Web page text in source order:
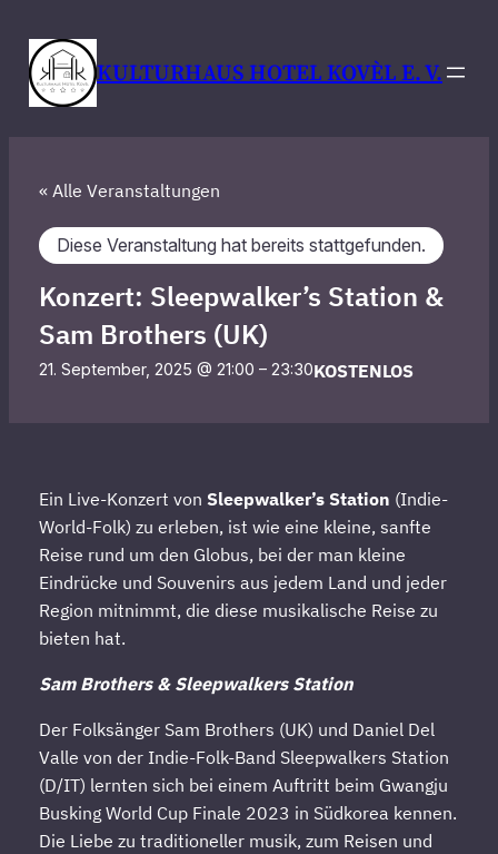
KULTURHAUS HOTEL KOVÈL E. V.
« Alle Veranstaltungen
Diese Veranstaltung hat bereits stattgefunden.
Konzert: Sleepwalker’s Station &
Sam Brothers (UK)
21. September, 2025 @ 21:00 – 23:30KOSTENLOS
Ein Live-Konzert von Sleepwalker’s Station (Indie-
World-Folk) zu erleben, ist wie eine kleine, sanfte
Reise rund um den Globus, bei der man kleine
Eindrücke und Souvenirs aus jedem Land und jeder
Region mitnimmt, die diese musikalische Reise zu
bieten hat.
Sam Brothers & Sleepwalkers Station
Der Folksänger Sam Brothers (UK) und Daniel Del
Valle von der Indie-Folk-Band Sleepwalkers Station
(D/IT) lernten sich bei einem Auftritt beim Gwangju
Busking World Cup Finale 2023 in Südkorea kennen.
Die Liebe zu traditioneller musik, zum Reisen und